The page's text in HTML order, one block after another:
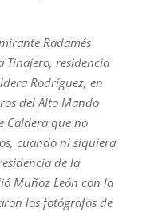
Radamés
Tinajero, residencia
Rodríguez, en
del Alto Mando
Caldera que no
cuando ni siquiera
de la
Muñoz León con la
los fotógrafos de